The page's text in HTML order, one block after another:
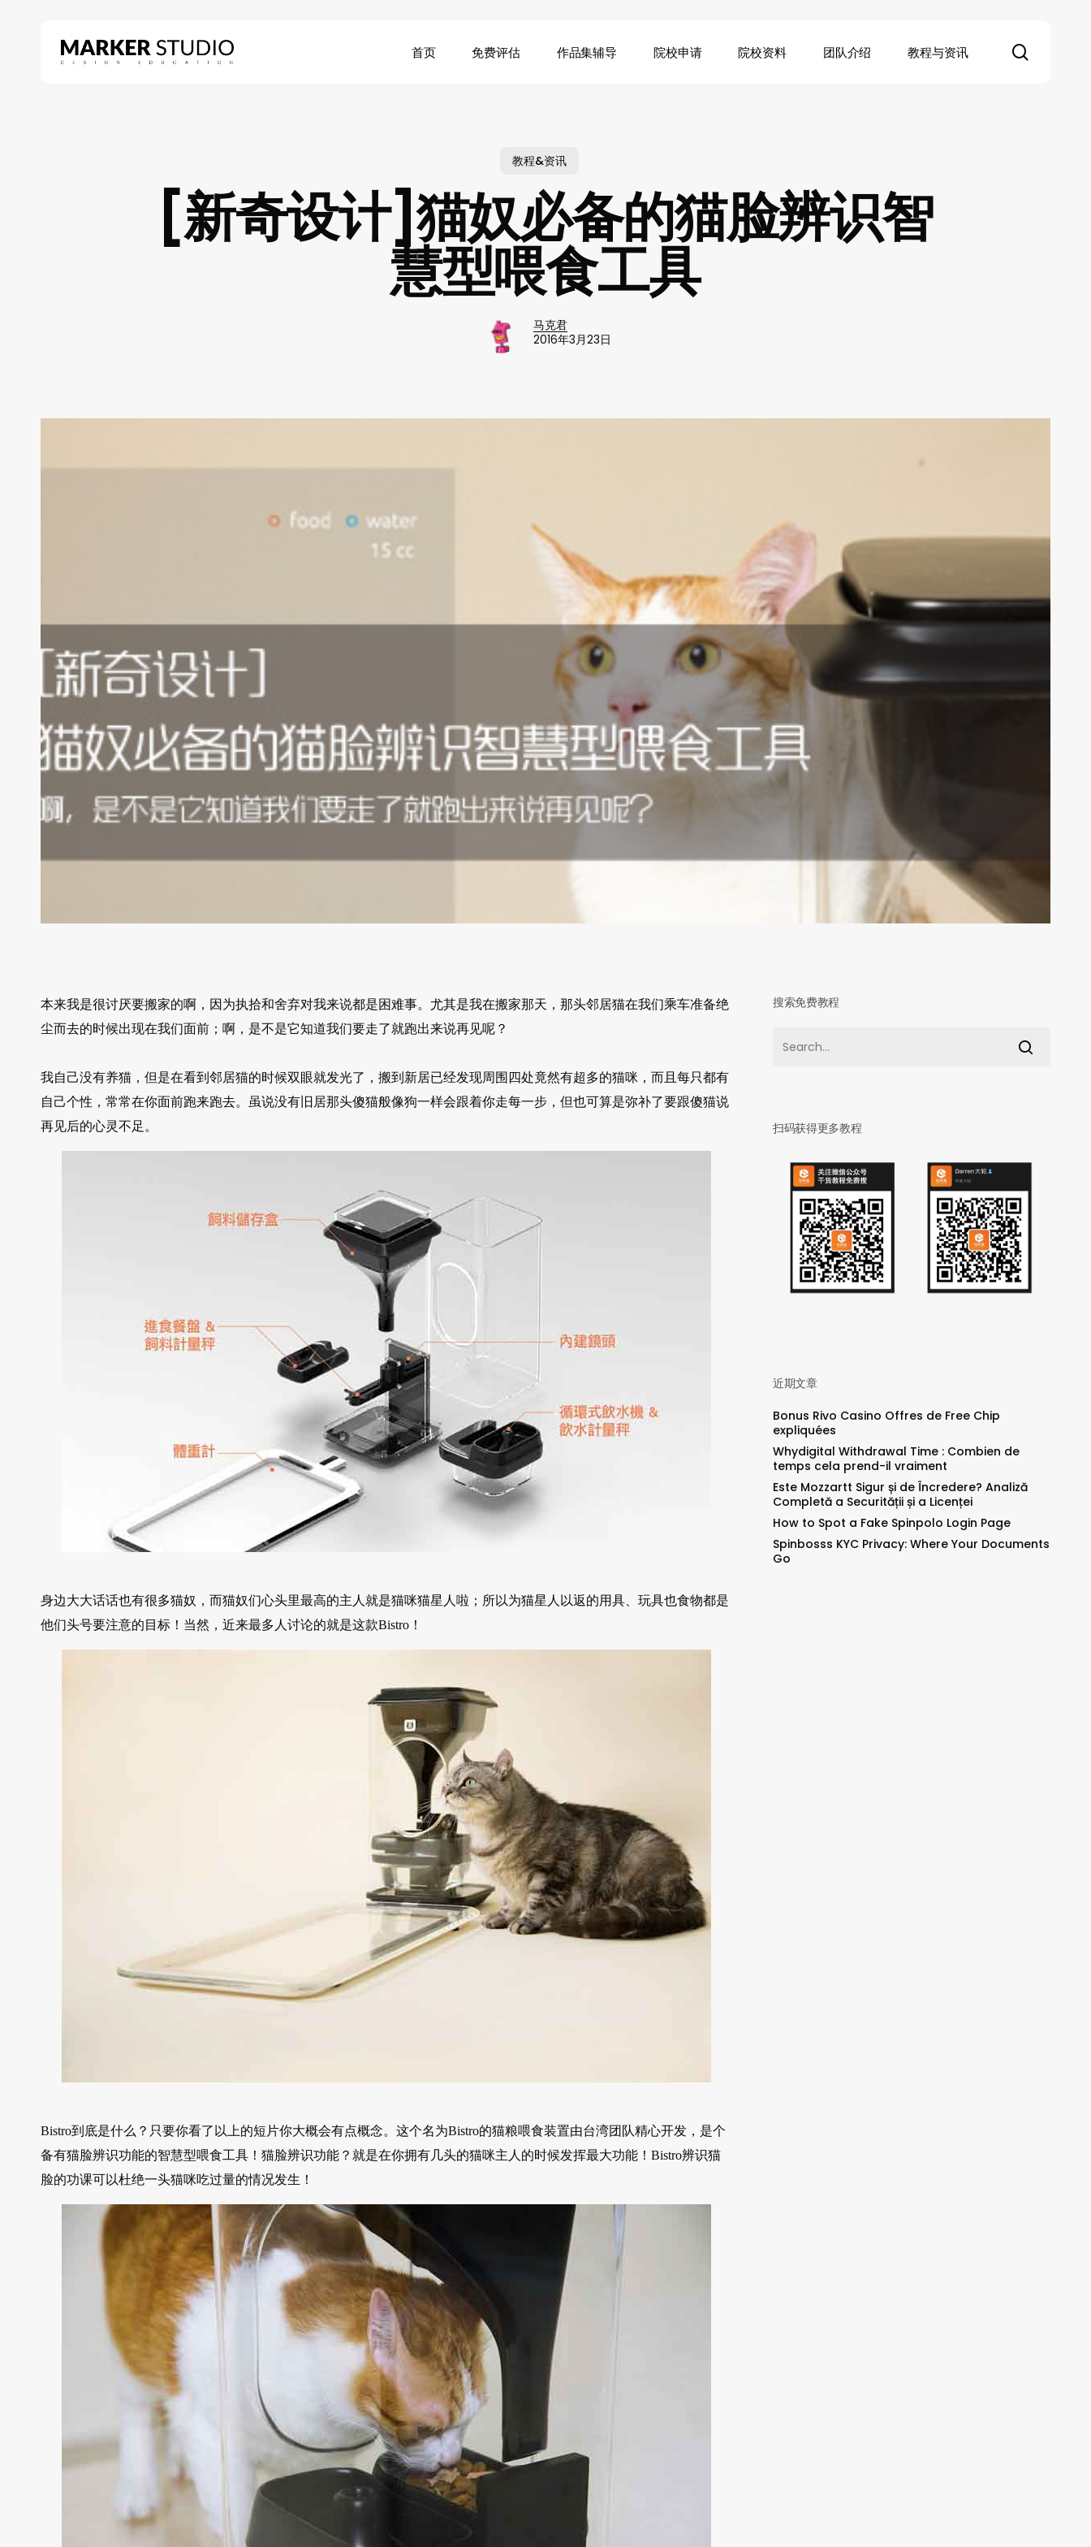
首页 免费评估 作品集辅导 院校申请 院校资料 团队介绍 教程与资讯
教程&资讯
[新奇设计]猫奴必备的猫脸辨识智
慧型喂食工具
马克君
2016年3月23日
本来我是很讨厌要搬家的啊，因为执拾和舍弃对我来说都是困难事。尤其是我在搬家那天，那头邻居猫在我们乘车准备绝
尘而去的时候出现在我们面前；啊，是不是它知道我们要走了就跑出来说再见呢？
我自己没有养猫，但是在看到邻居猫的时候双眼就发光了，搬到新居已经发现周围四处竟然有超多的猫咪，而且每只都有
自己个性，常常在你面前跑来跑去。虽说没有旧居那头傻猫般像狗一样会跟着你走每一步，但也可算是弥补了要跟傻猫说
再见后的心灵不足。
身边大大话话也有很多猫奴，而猫奴们心头里最高的主人就是猫咪猫星人啦；所以为猫星人以返的用具、玩具也食物都是
他们头号要注意的目标！当然，近来最多人讨论的就是这款Bistro！
Bistro到底是什么？只要你看了以上的短片你大概会有点概念。这个名为Bistro的猫粮喂食装置由台湾团队精心开发，是个
备有猫脸辨识功能的智慧型喂食工具！猫脸辨识功能？就是在你拥有几头的猫咪主人的时候发挥最大功能！Bistro辨识猫
脸的功课可以杜绝一头猫咪吃过量的情况发生！
搜索免费教程
扫码获得更多教程
近期文章
Bonus Rivo Casino Offres de Free Chip
expliquées
Whydigital Withdrawal Time : Combien de
temps cela prend-il vraiment
Este Mozzartt Sigur și de Încredere? Analiză
Completă a Securității și a Licenței
How to Spot a Fake Spinpolo Login Page
Spinbosss KYC Privacy: Where Your Documents
Go